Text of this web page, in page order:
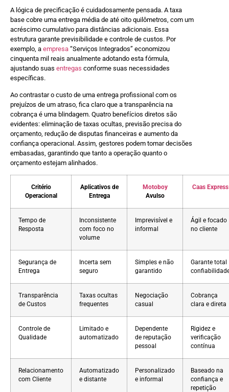
A lógica de precificação é cuidadosamente pensada. A taxa
base cobre uma entrega média de até oito quilômetros, com um
acréscimo cumulativo para distâncias adicionais. Essa
estrutura garante previsibilidade e controle de custos. Por
exemplo, a empresa “Serviços Integrados” economizou
cinquenta mil reais anualmente adotando esta fórmula,
ajustando suas entregas conforme suas necessidades
específicas.
Ao contrastar o custo de uma entrega profissional com os
prejuízos de um atraso, fica claro que a transparência na
cobrança é uma blindagem. Quatro benefícios diretos são
evidentes: eliminação de taxas ocultas, previsão precisa do
orçamento, redução de disputas financeiras e aumento da
confiança operacional. Assim, gestores podem tomar decisões
embasadas, garantindo que tanto a operação quanto o
orçamento estejam alinhados.
Critério
Operacional
Aplicativos de
Entrega
Motoboy
Avulso
Caas Express
Tempo de
Resposta
Inconsistente
com foco no
volume
Imprevisível e
informal
Ágil e focado
no cliente
Segurança de
Entrega
Incerta sem
seguro
Simples e não
garantido
Garante total
Transparência
de Custos
Taxas ocultas
frequentes
Negociação
casual
Cobrança
clara e direta
Controle de
Qualidade
Limitado e
automatizado
Dependente
de reputação
pessoal
Rigidez e
verificação
contínua
Relacionamento
com Cliente
Automatizado
e distante
Personalizado
e informal
Baseado na
confiança e
repetição